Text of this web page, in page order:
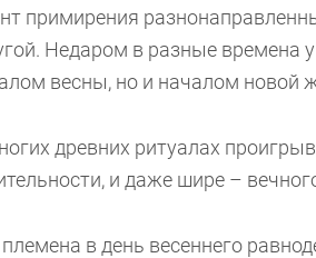
примирения
Недаром в разные времена
весны, но и началом
древних ритуалах
и даже шире –
в день весеннего